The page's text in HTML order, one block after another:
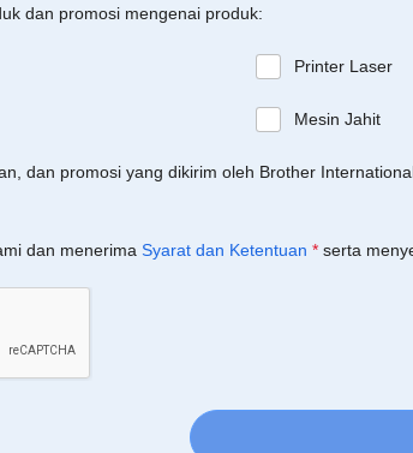
dan promosi mengenai produk:
Printer Laser
Mesin Jahit
dan promosi yang dikirim oleh Brother
dan menerima Syarat dan Ketentuan * serta